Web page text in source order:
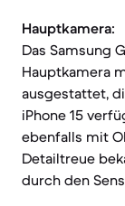
Hauptkamera:
Das Samsung
Hauptkamera
ausgestattet,
iPhone 15
ebenfalls mit
Detailtreue
durch den